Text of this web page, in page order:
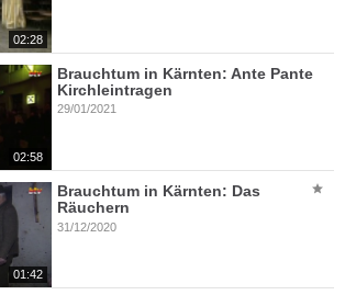
02:28
02:58
Brauchtum in Kärnten: Ante Pante
Kirchleintragen
29/01/2021
01:42
Brauchtum in Kärnten: Das
Räuchern
31/12/2020